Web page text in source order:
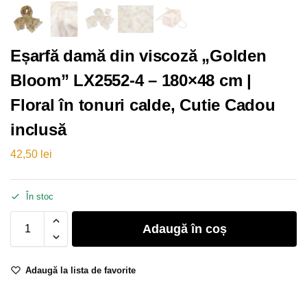
Eșarfă damă din viscoză „Golden
Bloom” LX2552-4 – 180×48 cm |
Floral în tonuri calde, Cutie Cadou
inclusă
42,50 lei
În stoc
Adaugă în coș
Adaugă la lista de favorite